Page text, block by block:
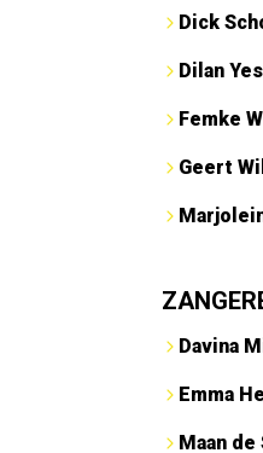
Dick
Dilan
Femke
Geert
Davina
Emma
Maan de